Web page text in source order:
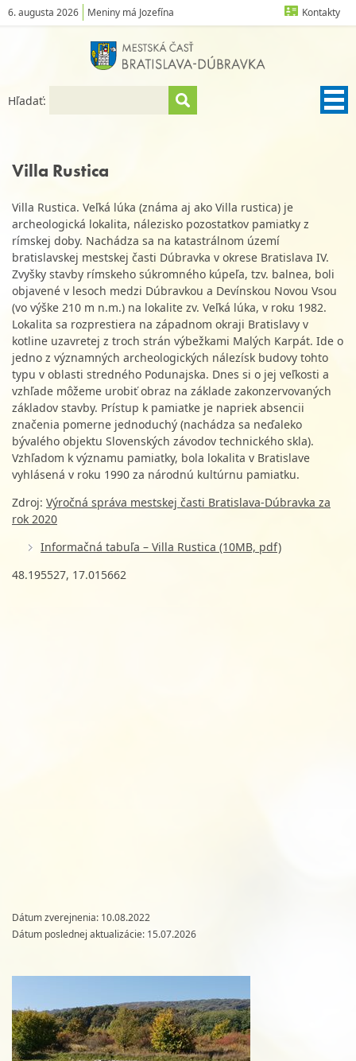
6. augusta 2026 Meniny má Jozefína Kontakty
Hľadať:
Villa Rustica
Villa Rustica. Veľká lúka (známa aj ako Villa rustica) je
archeologická lokalita, nálezisko pozostatkov pamiatky z
rímskej doby. Nachádza sa na katastrálnom území
bratislavskej mestskej časti Dúbravka v okrese Bratislava IV.
Zvyšky stavby rímskeho súkromného kúpeľa, tzv. balnea, boli
objavené v lesoch medzi Dúbravkou a Devínskou Novou Vsou
(vo výške 210 m n.m.) na lokalite zv. Veľká lúka, v roku 1982.
Lokalita sa rozprestiera na západnom okraji Bratislavy v
kotline uzavretej z troch strán výbežkami Malých Karpát. Ide o
jedno z významných archeologických nálezísk budovy tohto
typu v oblasti stredného Podunajska. Dnes si o jej veľkosti a
vzhľade môžeme urobiť obraz na základe zakonzervovaných
základov stavby. Prístup k pamiatke je napriek absencii
značenia pomerne jednoduchý (nachádza sa neďaleko
bývalého objektu Slovenských závodov technického skla).
Vzhľadom k významu pamiatky, bola lokalita v Bratislave
vyhlásená v roku 1990 za národnú kultúrnu pamiatku.
Zdroj: Výročná správa mestskej časti Bratislava-Dúbravka za
rok 2020
Informačná tabuľa – Villa Rustica (10MB, pdf)
48.195527, 17.015662
Dátum zverejnenia: 10.08.2022
Dátum poslednej aktualizácie: 15.07.2026